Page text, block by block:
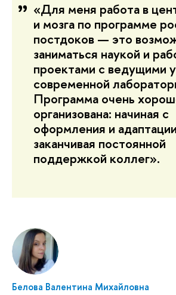
«Для меня работа в
и мозга по программе
постдоков — это
заниматься наукой и
проектами с ведущими
современной
Программа очень
организована: начиная с
оформления и
заканчивая постоянной
поддержкой коллег».
Белова Валентина Михайловна